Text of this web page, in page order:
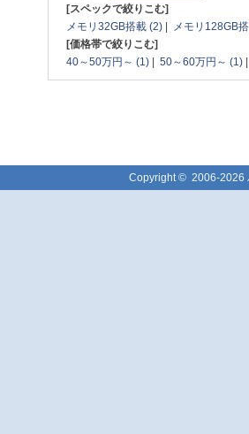
[スペックで絞りこむ]
メモリ32GB搭載 (2)
メモリ128GB
[価格帯で絞りこむ]
40～50万円～ (1)
50～60万円～ (1)
Copyright © 2006-2026